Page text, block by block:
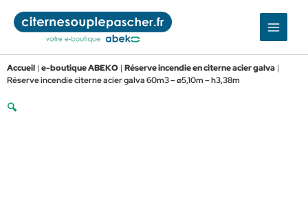
contenu
Accueil | e-boutique ABEKO | Réserve incendie en citerne acier galva |
Réserve incendie citerne acier galva 60m3 – ø5,10m – h3,38m
🔍